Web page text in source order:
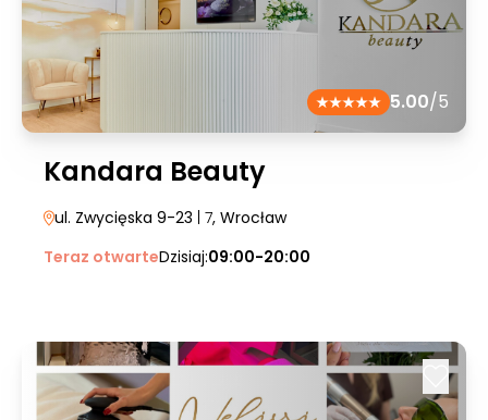
5.00/5
Kandara Beauty
ul. Zwycięska 9-23 | 7, Wrocław
Teraz otwarteDzisiaj:09:00-20:00